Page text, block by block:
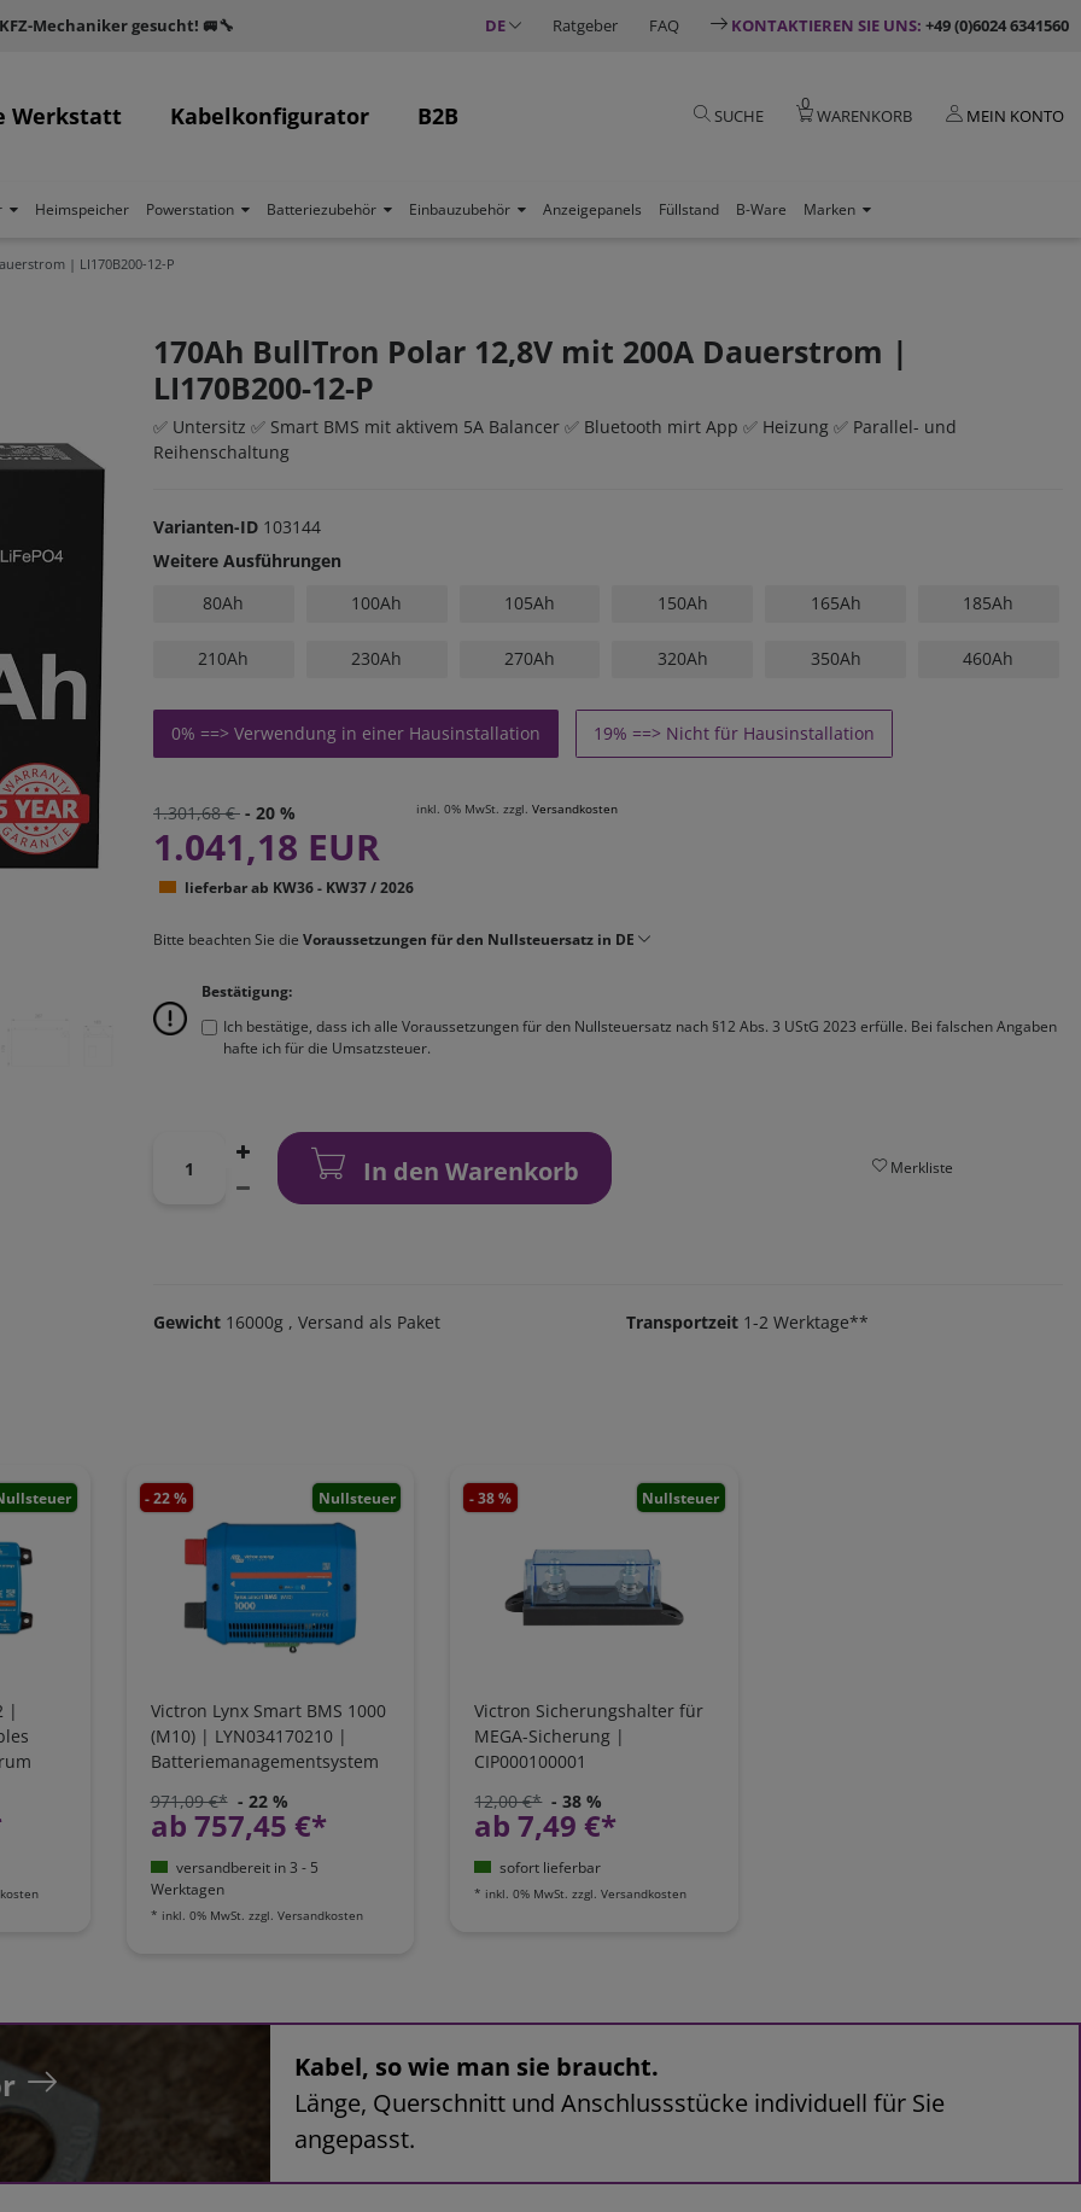
Mechaniker gesucht! 🚐🔧 DE Ratgeber FAQ KONTAKTIEREN SIE UNS: +49 (0)6024 6341560
Werkstatt Kabelkonfigurator B2B SUCHE
0
WARENKORB MEIN KONTO
Heimspeicher Powerstation Batteriezubehör Einbauzubehör Anzeigepanels Füllstand B-Ware Marken
| LI170B200-12-P
170Ah BullTron Polar 12,8V mit 200A Dauerstrom |
LI170B200-12-P
✅ Untersitz ✅ Smart BMS mit aktivem 5A Balancer ✅ Bluetooth mirt App ✅ Heizung ✅ Parallel- und
Reihenschaltung
Varianten-ID 103144
Weitere Ausführungen
80Ah
100Ah 105Ah 150Ah 165Ah 185Ah
210Ah 230Ah 270Ah 320Ah 350Ah 460Ah
0% ==> Verwendung in einer Hausinstallation 19% ==> Nicht für Hausinstallation
1.301,68 € - 20 %
1.041,18 EUR
inkl. 0% MwSt. zzgl. Versandkosten
lieferbar ab KW36 - KW37 / 2026
Bitte beachten Sie die Voraussetzungen für den Nullsteuersatz in DE
Bestätigung:
Ich bestätige, dass ich alle Voraussetzungen für den Nullsteuersatz nach §12 Abs. 3 UStG 2023 erfülle. Bei falschen Angaben
hafte ich für die Umsatzsteuer.
In den Warenkorb Merkliste
Gewicht 16000g , Versand als Paket Transportzeit 1-2 Werktage**
|
- 22 % Nullsteuer
Victron Lynx Smart BMS 1000
(M10) | LYN034170210 |
Batteriemanagementsystem
971,09 €* - 22 %
ab 757,45 €*
versandbereit in 3 - 5
Werktagen
* inkl. 0% MwSt. zzgl. Versandkosten
- 38 % Nullsteuer
Victron Sicherungshalter für
MEGA-Sicherung |
CIP000100001
12,00 €* - 38 %
ab 7,49 €*
sofort lieferbar
* inkl. 0% MwSt. zzgl.Versandkosten
Kabel, so wie man sie braucht.
Länge, Querschnitt und Anschlussstücke individuell für Sie
angepasst.